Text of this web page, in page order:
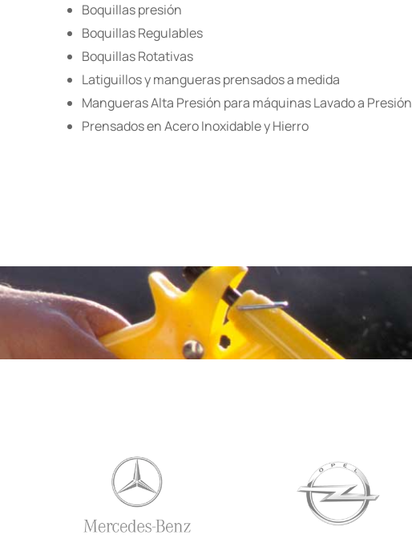
Boquillas presión
Boquillas Regulables
Boquillas Rotativas
Latiguillos y mangueras prensados a medida
Mangueras Alta Presión para máquinas Lavado a Presión
Prensados en Acero Inoxidable y Hierro